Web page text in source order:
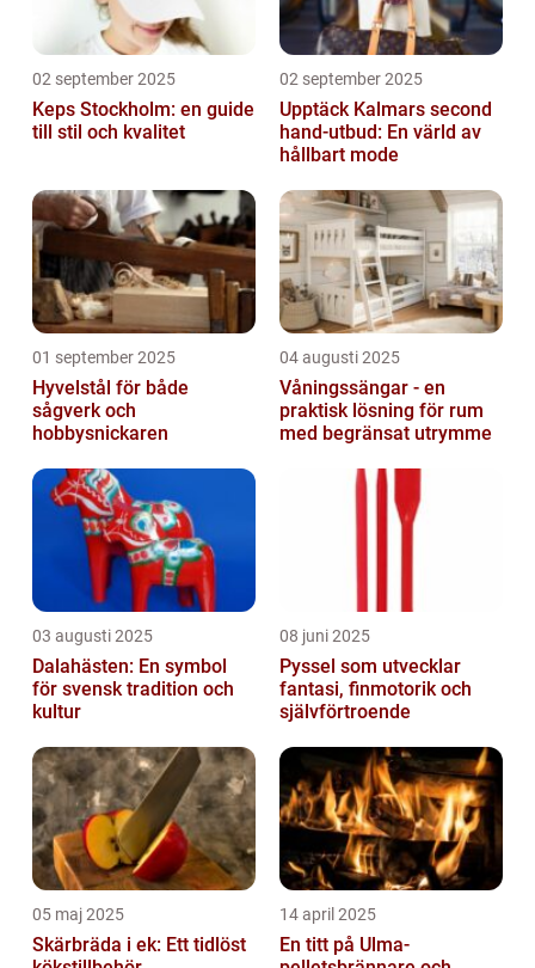
02 september 2025
Keps Stockholm: en guide
till stil och kvalitet
02 september 2025
Upptäck Kalmars second
hand-utbud: En värld av
hållbart mode
01 september 2025
Hyvelstål för både
sågverk och
hobbysnickaren
04 augusti 2025
Våningssängar - en
praktisk lösning för rum
med begränsat utrymme
03 augusti 2025
Dalahästen: En symbol
för svensk tradition och
kultur
08 juni 2025
Pyssel som utvecklar
fantasi, finmotorik och
självförtroende
05 maj 2025
Skärbräda i ek: Ett tidlöst
14 april 2025
En titt på Ulma-